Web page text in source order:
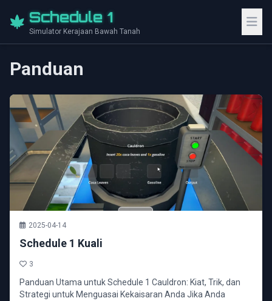
Schedule 1
Simulator Kerajaan Bawah Tanah
Panduan
2025-04-14
Schedule 1 Kuali
3
Panduan Utama untuk Schedule 1 Cauldron: Kiat, Trik, dan
Strategi untuk Menguasai Kekaisaran Anda Jika Anda